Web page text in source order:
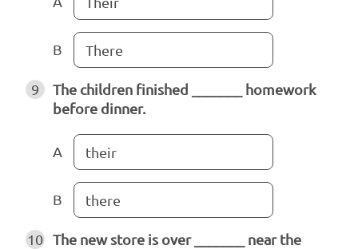
B There
9
The children finished _______ homework
before dinner.
A their
B there
10 The new store is over _______ near the